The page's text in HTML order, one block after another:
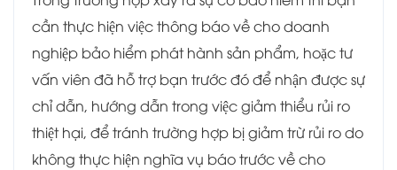
cần thực hiện việc thông báo về cho doanh
nghiệp bảo hiểm phát hành sản phẩm, hoặc tư
vấn viên đã hỗ trợ bạn trước đó để nhận được sự
chỉ dẫn, hướng dẫn trong việc giảm thiểu rủi ro
thiệt hại, để tránh trường hợp bị giảm trừ rủi ro do
không thực hiện nghĩa vụ báo trước về cho